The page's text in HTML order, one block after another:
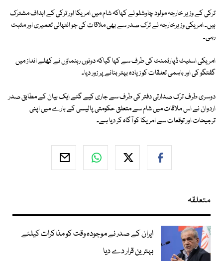
ترکی کے وزیر خارجہ مولود چاوشلو نے کہاکہ شام میں امریکا اور ترکی کے اہداف مشترک
ہیں۔ امریکی وزیرخارجہ نے ترک صدر سے بھی ملاقات کی جو انتہائی تعمیری اور مثبت
رہی۔
امریکی اسٹیٹ ڈپارٹمنٹ کی طرف سے کہا گیاکہ دونوں رہنماؤں نے کھلے انداز میں
گفتگو کی اور باہمی تعلقات کو زیادہ بہتر بنانے پر زور دیا۔
دوسری طرف ترک صدارتی دفتر کی طرف سے جاری کیے گئے ایک بیان کے مطابق صدر
اردوان نے اس ملاقات میں شام سے متعلق حکومتی پالیسی کے بارے میں اپنی
ترجیحات اور توقعات سے امریکا کو آگاہ کر دیا ہے۔
متعلقہ
ایران کے صدر نے موجودہ وقت کو مذاکرات کیلئے
بہترین قرار دے دیا